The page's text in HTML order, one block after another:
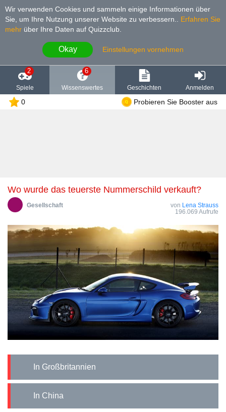
Wir verwenden Cookies und sammeln einige Informationen über
Sie, um Ihre Nutzung unserer Website zu verbessern.
Erfahren Sie
mehr über Ihre Daten auf Quizzclub.
Okay Einstellungen vornehmen
2
Spiele
6
Wissenswertes Geschichten Anmelden
0 Probieren Sie Booster aus
Wo wurde das teuerste Nummerschild verkauft?
Gesellschaft von Lena Strauss
196.069 Aufrufe
In Großbritannien
In China